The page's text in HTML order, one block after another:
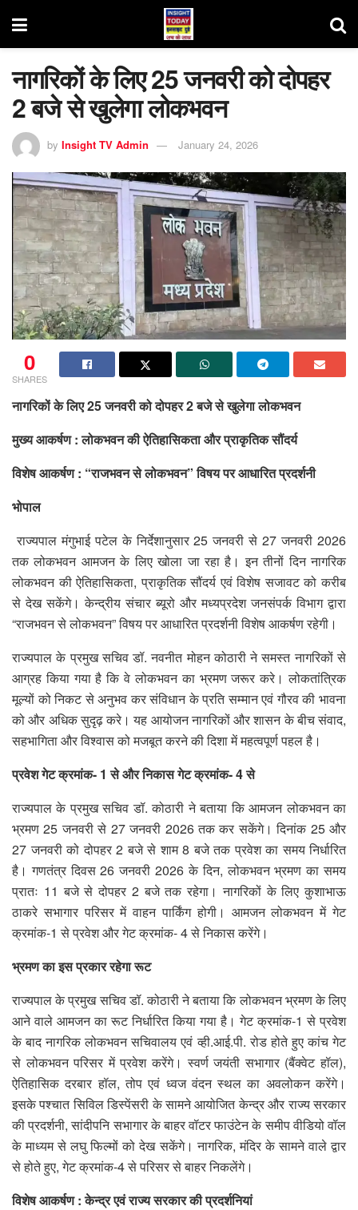
नागरिकों के लिए 25 जनवरी को दोपहर
2 बजे से खुलेगा लोकभवन
by Insight TV Admin January 24, 2026
0
SHARES
नागरिकों के लिए 25 जनवरी को दोपहर 2 बजे से खुलेगा लोकभवन
मुख्य आकर्षण : लोकभवन की ऐतिहासिकता और प्राकृतिक सौंदर्य
विशेष आकर्षण : “राजभवन से लोकभवन” विषय पर आधारित प्रदर्शनी
भोपाल
राज्यपाल मंगुभाई पटेल के निर्देशानुसार 25 जनवरी से 27 जनवरी 2026
तक लोकभवन आमजन के लिए खोला जा रहा है। इन तीनों दिन नागरिक
लोकभवन की ऐतिहासिकता, प्राकृतिक सौंदर्य एवं विशेष सजावट को करीब
से देख सकेंगे। केन्द्रीय संचार ब्यूरो और मध्यप्रदेश जनसंपर्क विभाग द्वारा
“राजभवन से लोकभवन” विषय पर आधारित प्रदर्शनी विशेष आकर्षण रहेगी।
राज्यपाल के प्रमुख सचिव डॉ. नवनीत मोहन कोठारी ने समस्त नागरिकों से
आग्रह किया गया है कि वे लोकभवन का भ्रमण जरूर करे। लोकतांत्रिक
मूल्यों को निकट से अनुभव कर संविधान के प्रति सम्मान एवं गौरव की भावना
को और अधिक सुदृढ़ करे। यह आयोजन नागरिकों और शासन के बीच संवाद,
सहभागिता और विश्वास को मजबूत करने की दिशा में महत्वपूर्ण पहल है।
प्रवेश गेट क्रमांक- 1 से और निकास गेट क्रमांक- 4 से
राज्यपाल के प्रमुख सचिव डॉ. कोठारी ने बताया कि आमजन लोकभवन का
भ्रमण 25 जनवरी से 27 जनवरी 2026 तक कर सकेंगे। दिनांक 25 और
27 जनवरी को दोपहर 2 बजे से शाम 8 बजे तक प्रवेश का समय निर्धारित
है। गणतंत्र दिवस 26 जनवरी 2026 के दिन, लोकभवन भ्रमण का समय
प्रातः 11 बजे से दोपहर 2 बजे तक रहेगा। नागरिकों के लिए कुशाभाऊ
ठाकरे सभागार परिसर में वाहन पार्किंग होगी। आमजन लोकभवन में गेट
क्रमांक-1 से प्रवेश और गेट क्रमांक- 4 से निकास करेंगे।
भ्रमण का इस प्रकार रहेगा रूट
राज्यपाल के प्रमुख सचिव डॉ. कोठारी ने बताया कि लोकभवन भ्रमण के लिए
आने वाले आमजन का रूट निर्धारित किया गया है। गेट क्रमांक-1 से प्रवेश
के बाद नागरिक लोकभवन सचिवालय एवं व्ही.आई.पी. रोड होते हुए कांच गेट
से लोकभवन परिसर में प्रवेश करेंगे। स्वर्ण जयंती सभागार (बैंक्वेट हॉल),
ऐतिहासिक दरबार हॉल, तोप एवं ध्वज वंदन स्थल का अवलोकन करेंगे।
इसके पश्चात सिविल डिस्पेंसरी के सामने आयोजित केन्द्र और राज्य सरकार
की प्रदर्शनी, सांदीपनि सभागार के बाहर वॉटर फाउंटेन के समीप वीडियो वॉल
के माध्यम से लघु फिल्मों को देख सकेंगे। नागरिक, मंदिर के सामने वाले द्वार
से होते हुए, गेट क्रमांक-4 से परिसर से बाहर निकलेंगे।
विशेष आकर्षण : केन्द्र एवं राज्य सरकार की प्रदर्शनियां